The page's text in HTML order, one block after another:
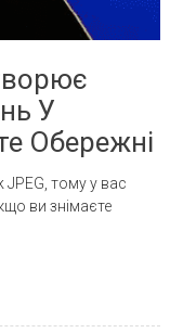
У
Обережні
JPEG, тому у вас
ви знімаєте